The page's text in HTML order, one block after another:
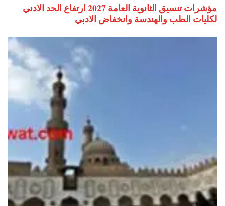
مؤشرات تنسيق الثانوية العامة 2027 ارتفاع الحد الادني
لكليات الطب والهندسة وانخفاض الادبي